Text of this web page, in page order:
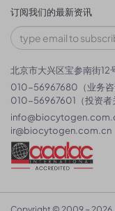
订阅我们的最新资讯
北京市大兴区宝参南街12
010-56967680（业务咨
010-56967601（投资者
ir@biocytogen.com.cn